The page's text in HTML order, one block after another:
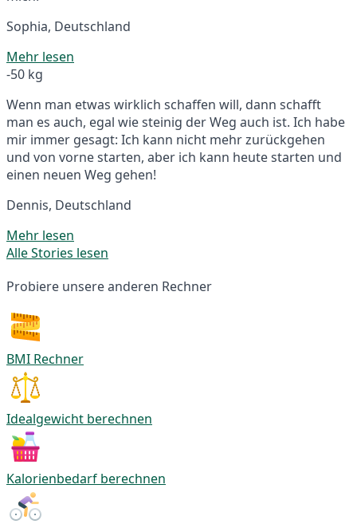
Sophia, Deutschland
Mehr lesen
-50 kg
Wenn man etwas wirklich schaffen will, dann schafft
man es auch, egal wie steinig der Weg auch ist. Ich habe
mir immer gesagt: Ich kann nicht mehr zurückgehen
und von vorne starten, aber ich kann heute starten und
einen neuen Weg gehen!
Dennis, Deutschland
Mehr lesen
Alle Stories lesen
Probiere unsere anderen Rechner
BMI Rechner
Idealgewicht berechnen
Kalorienbedarf berechnen